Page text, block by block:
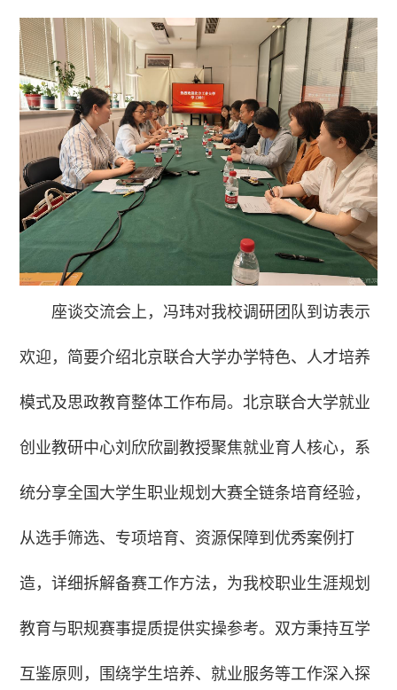
座谈交流会上，冯玮对我校调研团队到访表示
欢迎，简要介绍北京联合大学办学特色、人才培养
模式及思政教育整体工作布局。北京联合大学就业
创业教研中心刘欣欣副教授聚焦就业育人核心，系
统分享全国大学生职业规划大赛全链条培育经验，
从选手筛选、专项培育、资源保障到优秀案例打
造，详细拆解备赛工作方法，为我校职业生涯规划
教育与职规赛事提质提供实操参考。双方秉持互学
互鉴原则，围绕学生培养、就业服务等工作深入探